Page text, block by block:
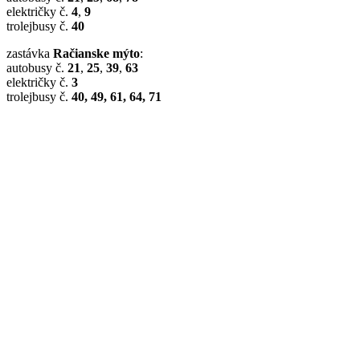
električky č. 4, 9
trolejbusy č. 40
zastávka Račianske mýto:
autobusy č. 21, 25, 39, 63
električky č. 3
trolejbusy č. 40, 49, 61, 64, 71